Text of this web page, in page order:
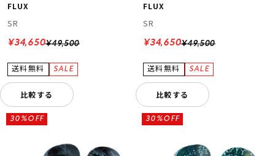
FLUX
SR
¥49,500
¥34,650
比較する
FLUX
SR
¥49,500
¥34,650
比較する
30%OFF 30%OFF